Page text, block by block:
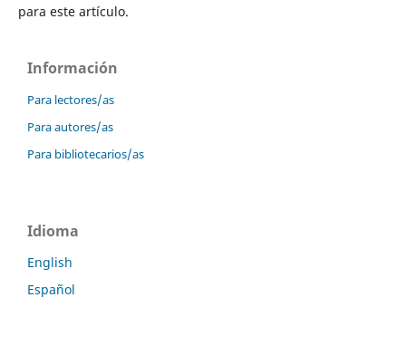
para este artículo.
Información
Para lectores/as
Para autores/as
Para bibliotecarios/as
Idioma
English
Español